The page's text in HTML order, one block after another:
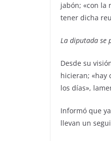
jabón; «con la
tener dicha
La diputada se
Desde su
hicieran; «hay
los días»,
Informó que
llevan un